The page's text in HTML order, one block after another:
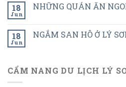
18
Jun
NHỮNG QUÁN ĂN
18
Jun
NGẮM SAN HÔ Ở LÝ
CẨM NANG DU LỊCH LÝ